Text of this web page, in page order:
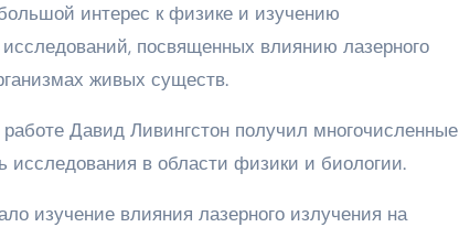
интерес к физике и изучению
посвященных влиянию лазерного
живых существ.
Давид Ливингстон получил многочисленные
исследования в области физики и биологии.
изучение влияния лазерного излучения на